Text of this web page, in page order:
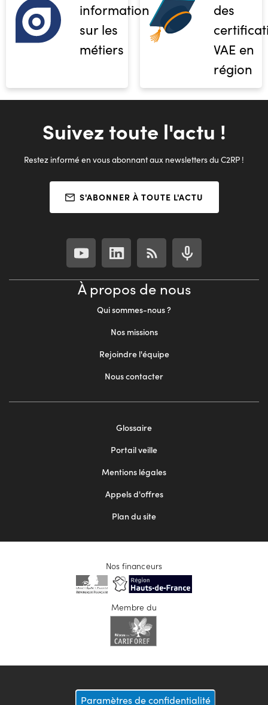
informations
sur les
métiers
des
VAE en
région
Suivez toute l'actu !
Restez informé en vous abonnant aux newsletters du C2RP !
S'ABONNER À TOUTE L'ACTU
À propos de nous
Qui sommes-nous ?
Nos missions
Rejoindre l'équipe
Nous contacter
Glossaire
Portail veille
Mentions légales
Appels d'offres
Plan du site
Nos financeurs
Membre du
Paramètres de confidentialité